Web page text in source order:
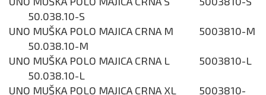
50.038.10-S
UNO MUŠKA POLO MAJICA CRNA M
5003810-M
50.038.10-M
UNO MUŠKA POLO MAJICA CRNA L
5003810-L
50.038.10-L
UNO MUŠKA POLO MAJICA CRNA XL
5003810-